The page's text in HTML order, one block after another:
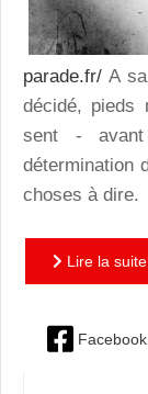
parade.fr/ A
décidé, pieds
sent -
détermination
choses à dire.
Lire la
Facebook